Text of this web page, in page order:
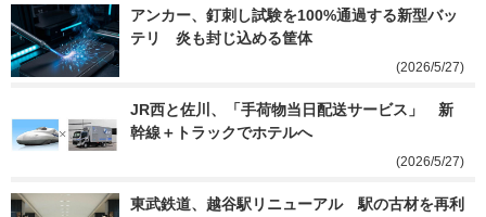
アンカー、釘刺し試験を100%通過する新型バッ
テリ　炎も封じ込める筐体
(2026/5/27)
JR西と佐川、「手荷物当日配送サービス」　新
幹線＋トラックでホテルへ
(2026/5/27)
東武鉄道、越谷駅リニューアル　駅の古材を再利